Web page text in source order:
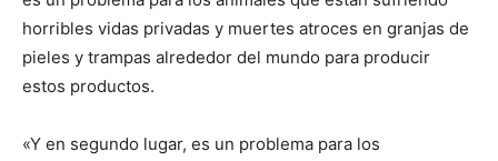
horribles vidas privadas y muertes atroces en granjas de
pieles y trampas alrededor del mundo para producir
estos productos.
«Y en segundo lugar, es un problema para los